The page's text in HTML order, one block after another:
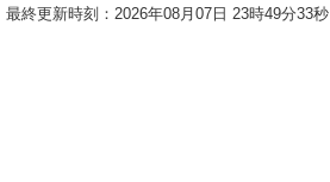
最終更新時刻：2026年08月07日 23時49分33秒